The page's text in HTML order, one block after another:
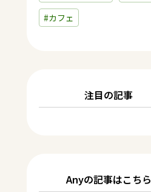
#カフェ
注目の記事
Anyの記事はこちら